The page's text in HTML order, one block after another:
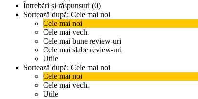
Întrebări și răspunsuri (0)
Sortează după: Cele mai noi
Cele mai noi
Cele mai vechi
Cele mai bune review-uri
Cele mai slabe review-uri
Utile
Sortează după: Cele mai noi
Cele mai noi
Cele mai vechi
Utile